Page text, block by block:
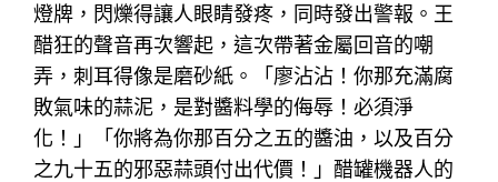
燈牌，閃爍得讓人眼睛發疼，同時發出警報。王
醋狂的聲音再次響起，這次帶著金屬回音的嘲
弄，刺耳得像是磨砂紙。「廖沾沾！你那充滿腐
敗氣味的蒜泥，是對醬料學的侮辱！必須淨
化！」「你將為你那百分之五的醬油，以及百分
之九十五的邪惡蒜頭付出代價！」醋罐機器人的